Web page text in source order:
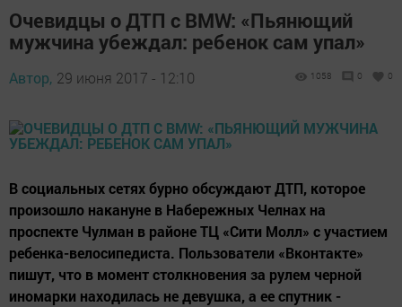
Очевидцы о ДТП с BMW: «Пьянющий
мужчина убеждал: ребенок сам упал»
Автор, 29 июня 2017 - 12:10 1058 0 0
В социальных сетях бурно обсуждают ДТП, которое
произошло накануне в Набережных Челнах на
проспекте Чулман в районе ТЦ «Сити Молл» с участием
ребенка-велосипедиста. Пользователи «Вконтакте»
пишут, что в момент столкновения за рулем черной
иномарки находилась не девушка, а ее спутник -